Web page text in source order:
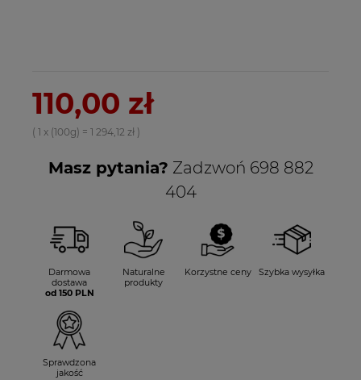
110,00 zł
( 1 x (100g) = 1 294,12 zł )
Masz pytania? Zadzwoń 698 882
404
Darmowa
dostawa
od 150 PLN
Naturalne
produkty
Korzystne ceny Szybka wysyłka
Sprawdzona
jakość